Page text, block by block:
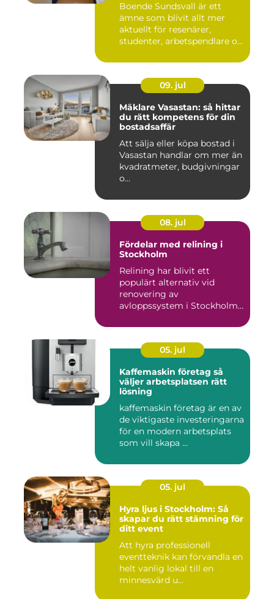
Boende Sundsvall är ett
ämne som blivit allt mer
aktuellt för resenärer,
studenter, arbetspendlare o...
09. jul
Mäklare Vasastan: så hittar
du rätt kompetens för din
bostadsaffär
Att sälja eller köpa bostad i
Vasastan handlar om mer än
kvadratmeter, budgivningar
o...
08. jul
Fördelar med relining i
Stockholm
Relining har blivit ett
populärt alternativ vid
renovering av
avloppssystem i Stockholm.
05. jul
Kaffemaskin företag så
väljer arbetsplatsen rätt
lösning
kaffemaskin företag är en av
de viktigaste investeringarna
för en modern arbetsplats
som vill skapa ...
05. jul
Hyra ljus i Stockholm: Så
skapar du rätt stämning för
ditt event
Att hyra professionell
eventteknik kan förvandla en
helt vanlig lokal till en
minnesvärd u...